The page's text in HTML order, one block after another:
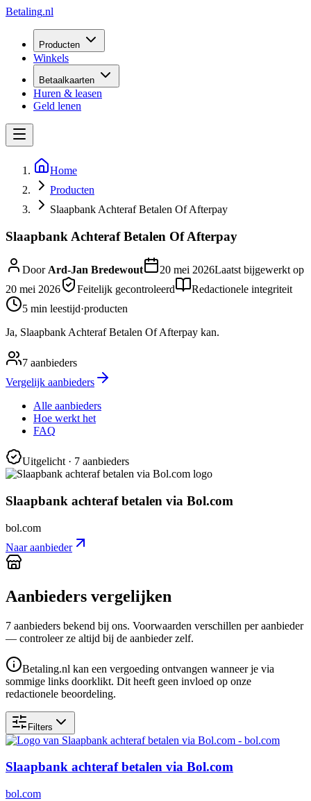
Betaling.nl
Producten
Winkels
Betaalkaarten
Huren & leasen
Geld lenen
Home
Producten
Slaapbank Achteraf Betalen Of Afterpay
Slaapbank Achteraf Betalen Of Afterpay
DoorArd-Jan Bredewout 20 mei 2026Laatst bijgewerkt op
20 mei 2026
Feitelijk gecontroleerd
Redactionele integriteit
5 min leestijd·producten
Ja, Slaapbank Achteraf Betalen Of Afterpay kan.
7 aanbieders
Vergelijk aanbieders
Alle aanbieders
Hoe werkt het
FAQ
Uitgelicht· 7 aanbieders
Slaapbank achteraf betalen via Bol.com
bol.com
Naar aanbieder
Aanbieders vergelijken
7 aanbieders bekend bij ons. Voorwaarden verschillen per aanbieder
— controleer ze altijd bij de aanbieder zelf.
Betaling.nl kan een vergoeding ontvangen wanneer je via
sommige links doorklikt. Dit heeft geen invloed op onze
redactionele beoordeling.
Filters
Slaapbank achteraf betalen via Bol.com
bol.com